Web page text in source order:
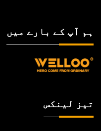
ہم آپ کے بارے میں
تیز لینکس